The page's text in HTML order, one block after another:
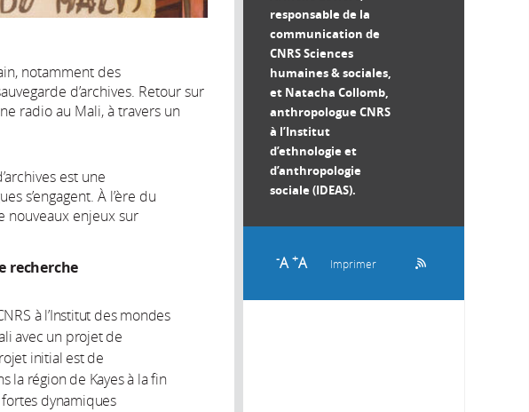
responsable de la
communication de
CNRS Sciences
humaines & sociales,
et Natacha Collomb,
anthropologue CNRS
à l’Institut
d’ethnologie et
d’anthropologie
sociale (IDEAS).
-A +A Imprimer
notamment des
d’archives. Retour sur
radio au Mali, à travers un
est une
s’engagent. À l’ère du
nouveaux enjeux sur
recherche
à l’Institut des mondes
avec un projet de
initial est de
la région de Kayes à la fin
dynamiques